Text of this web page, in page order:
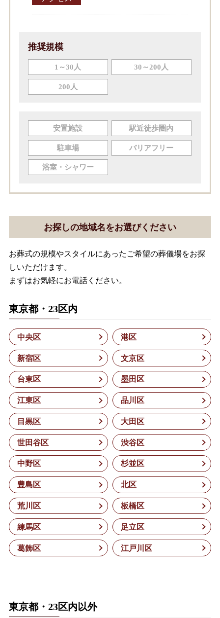
推奨規模
1～30人 30～200人
200人
安置施設 駅近徒歩圏内
駐車場 バリアフリー
浴室・シャワー
お探しの地域名をお選びください
お葬式の規模やスタイルにあったご希望の葬儀場をお探
しいただけます。
まずはお気軽にお電話ください。
東京都・23区内
中央区 港区
新宿区 文京区
台東区 墨田区
江東区 品川区
目黒区 大田区
世田谷区 渋谷区
中野区 杉並区
豊島区 北区
荒川区 板橋区
練馬区 足立区
葛飾区 江戸川区
東京都・23区内以外